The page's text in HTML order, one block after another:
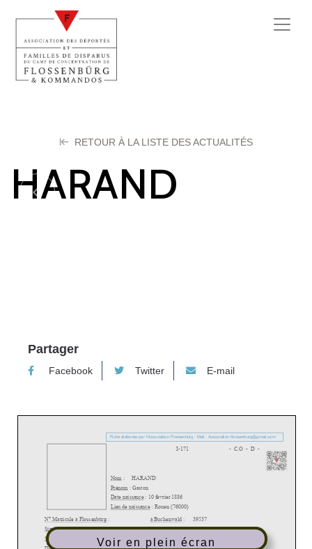
RETOUR À LA LISTE DES ACTUALITÉS
HARAND
Partager
Facebook Twitter E-mail
Voir en plein écran